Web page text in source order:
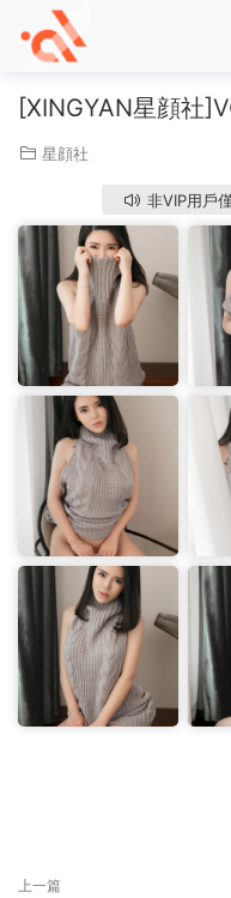
[XINGYAN星顔社
星顔社
非VIP用戶
上一篇